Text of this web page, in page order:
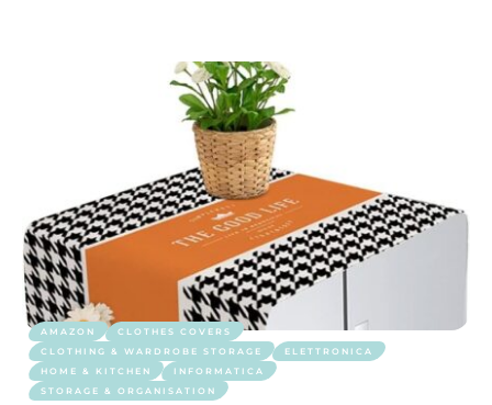
AMAZON
CLOTHES COVERS
CLOTHING & WARDROBE STORAGE
ELETTRONICA
HOME & KITCHEN
INFORMATICA
STORAGE & ORGANISATION